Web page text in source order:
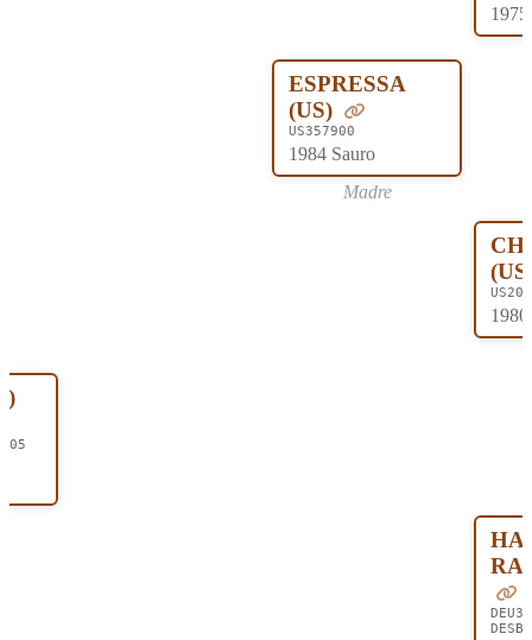
ESPRESSA
(US)
US357900
1984 Sauro
Madre